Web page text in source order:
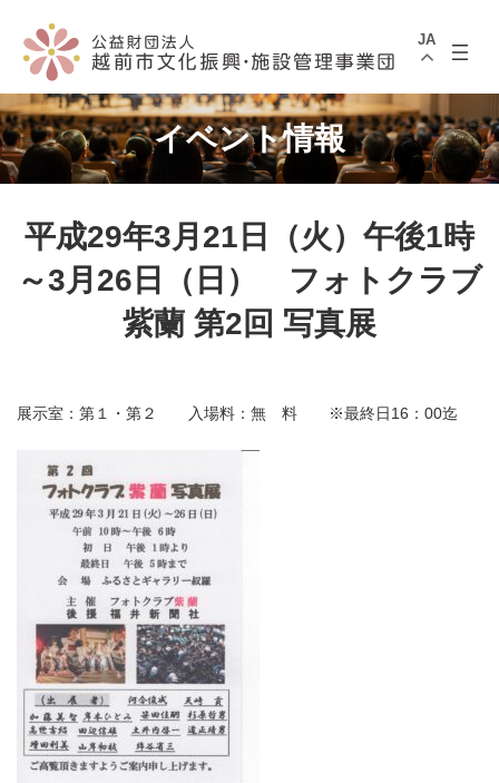
へ
ス
キ
ッ
プ
ョ
ン
に
移
動
JA
イベント情報
平成29年3月21日（火）午後1時
～3月26日（日） フォトクラブ
紫蘭 第2回 写真展
展示室：第１・第２ 入場料：無 料 ※最終日16：00迄